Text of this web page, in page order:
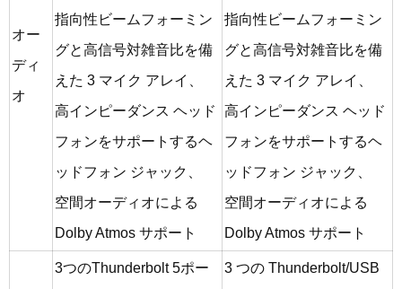
オー
ディ
オ
指向性ビームフォーミン
グと高信号対雑音比を備
えた 3 マイク アレ​​イ、
高インピーダンス ヘッド
フォンをサポートするヘ
ッドフォン ジャック、
空間オーディオによる
Dolby Atmos サポート
指向性ビームフォーミン
グと高信号対雑音比を備
えた 3 マイク アレ​​イ、
高インピーダンス ヘッド
フォンをサポートするヘ
ッドフォン ジャック、
空間オーディオによる
Dolby Atmos サポート
3つのThunderbolt 5ポー
3 つの Thunderbolt/USB